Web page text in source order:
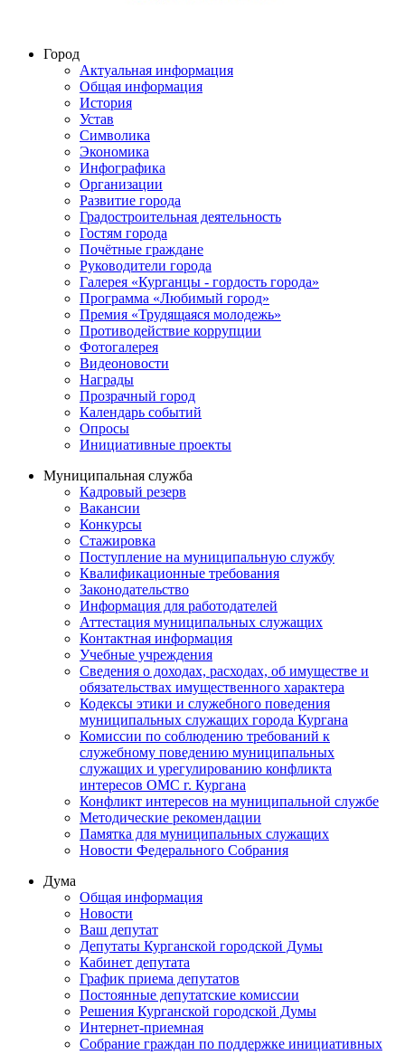
Город
Актуальная информация
Общая информация
История
Устав
Символика
Экономика
Инфографика
Организации
Развитие города
Градостроительная деятельность
Гостям города
Почётные граждане
Руководители города
Галерея «Курганцы - гордость города»
Программа «Любимый город»
Премия «Трудящаяся молодежь»
Противодействие коррупции
Фотогалерея
Видеоновости
Награды
Прозрачный город
Календарь событий
Опросы
Инициативные проекты
Муниципальная служба
Кадровый резерв
Вакансии
Конкурсы
Стажировка
Поступление на муниципальную службу
Квалификационные требования
Законодательство
Информация для работодателей
Аттестация муниципальных служащих
Контактная информация
Учебные учреждения
Сведения о доходах, расходах, об имуществе и
обязательствах имущественного характера
Кодексы этики и служебного поведения
муниципальных служащих города Кургана
Комиссии по соблюдению требований к
служебному поведению муниципальных
служащих и урегулированию конфликта
интересов ОМС г. Кургана
Конфликт интересов на муниципальной службе
Методические рекомендации
Памятка для муниципальных служащих
Новости Федерального Cобрания
Дума
Общая информация
Новости
Ваш депутат
Депутаты Курганской городской Думы
Кабинет депутата
График приема депутатов
Постоянные депутатские комиссии
Решения Курганской городской Думы
Интернет-приемная
Собрание граждан по поддержке инициативных